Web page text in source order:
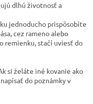
dlhú životnosť a
jednoducho prispôsobíte
cez rameno alebo
remienku, stačí uviesť do
si želáte iné kovanie ako
do poznámky v